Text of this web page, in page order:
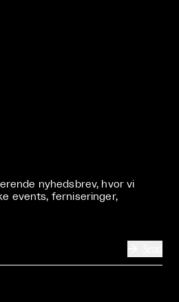
nyhedsbrev, hvor vi
events, ferniseringer,